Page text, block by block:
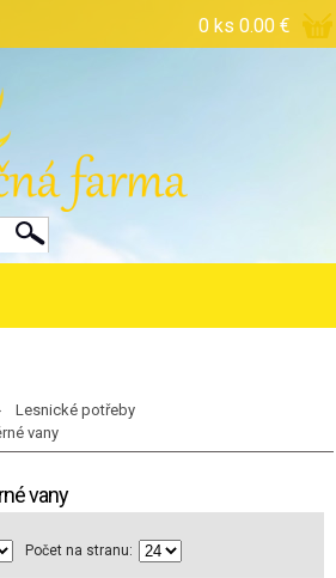
0 ks 0.00 €
Lesnické potřeby
vany
vany
Počet na stranu: